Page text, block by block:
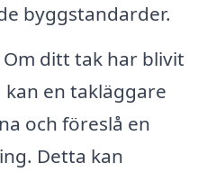
byggstandarder.
Om ditt tak har blivit
en takläggare
och föreslå en
Detta kan